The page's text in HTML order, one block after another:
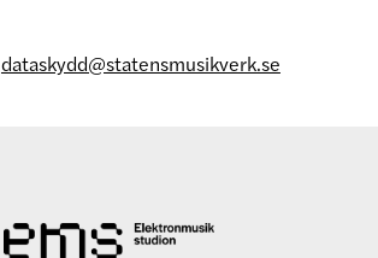
dataskydd@statensmusikverk.se